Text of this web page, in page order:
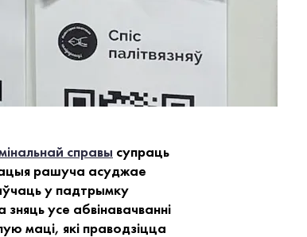
справы супраць
рашуча асуджае
у падтрымку
усе абвінавачванні
маці, які праводзіцца